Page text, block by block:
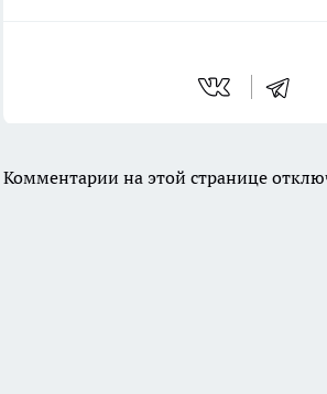
Комментарии на этой странице